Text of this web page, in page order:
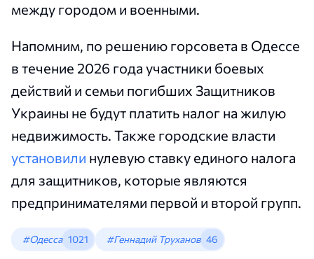
между городом и военными.
Напомним, по решению горсовета в Одессе
в течение 2026 года участники боевых
действий и семьи погибших Защитников
Украины не будут платить налог на жилую
недвижимость. Также городские власти
установили нулевую ставку единого налога
для защитников, которые являются
предпринимателями первой и второй групп.
#Одесса 1021 #Геннадий Труханов 46